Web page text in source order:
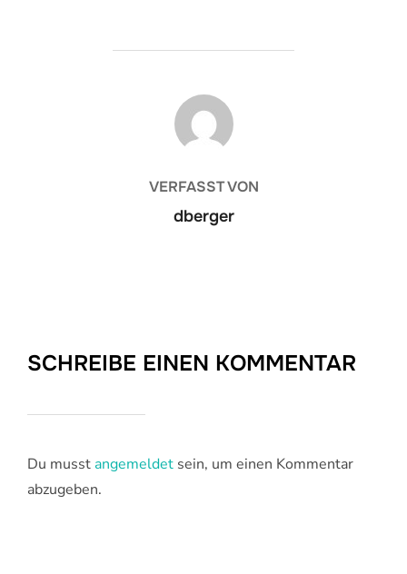
BEITRAGSAUTOR
VERFASST VON
dberger
SCHREIBE EINEN KOMMENTAR
Du musst angemeldet sein, um einen Kommentar
abzugeben.